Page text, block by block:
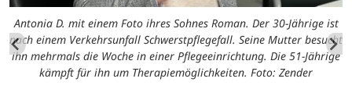
Antonia D. mit einem Foto ihres Sohnes Roman. Der 30-Jährige ist
nach einem Verkehrsunfall Schwerstpflegefall. Seine Mutter besucht
ihn mehrmals die Woche in einer Pflegeeinrichtung. Die 51-Jährige
kämpft für ihn um Therapiemöglichkeiten. Foto: Zender